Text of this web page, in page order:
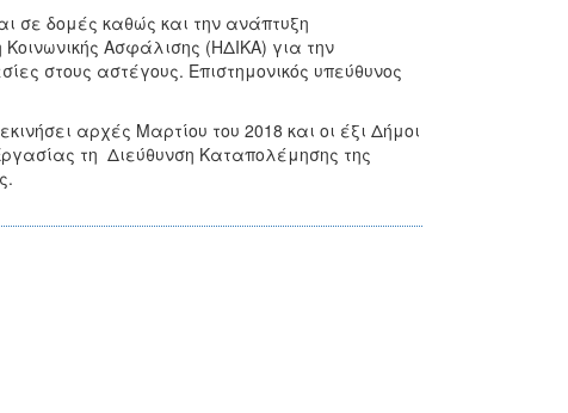
σε δομές καθώς και την ανάπτυξη
Ασφάλισης (ΗΔΙΚΑ) για την
στους αστέγους. Επιστημονικός υπεύθυνος
αρχές Μαρτίου του 2018 και οι έξι Δήμοι
τη Διεύθυνση Καταπολέμησης της